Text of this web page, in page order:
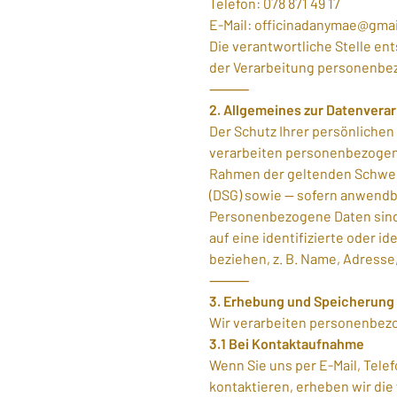
E-Mail:
Die verantwortliche Stelle
der Verarbeitung
⸻
2. Allgemeines zur
Der Schutz Ihrer
verarbeiten
Rahmen der geltenden
(DSG) sowie — sofern
Personenbezogene Daten
auf eine identifizierte oder
beziehen, z. B. Name,
⸻
3. Erhebung und
Wir verarbeiten
3.1 Bei Kontaktaufnahme
Wenn Sie uns per E-Mail,
kontaktieren, erheben wir